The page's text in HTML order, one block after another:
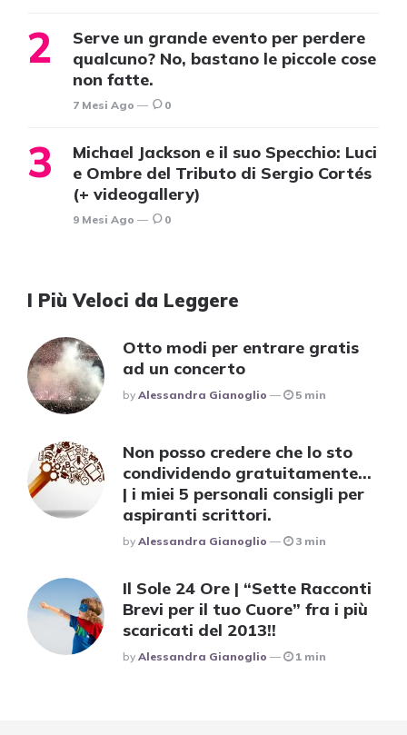
Serve un grande evento per perdere
qualcuno? No, bastano le piccole cose
non fatte.
7 Mesi Ago 0
Michael Jackson e il suo Specchio: Luci
e Ombre del Tributo di Sergio Cortés
(+ videogallery)
9 Mesi Ago 0
I Più Veloci da Leggere
Otto modi per entrare gratis
ad un concerto
Posted
By Alessandra Gianoglio 5 min
Non posso credere che lo sto
condividendo gratuitamente…
| i miei 5 personali consigli per
aspiranti scrittori.
Posted
By Alessandra Gianoglio 3 min
Il Sole 24 Ore | “Sette Racconti
Brevi per il tuo Cuore” fra i più
scaricati del 2013!!
Posted
By Alessandra Gianoglio 1 min